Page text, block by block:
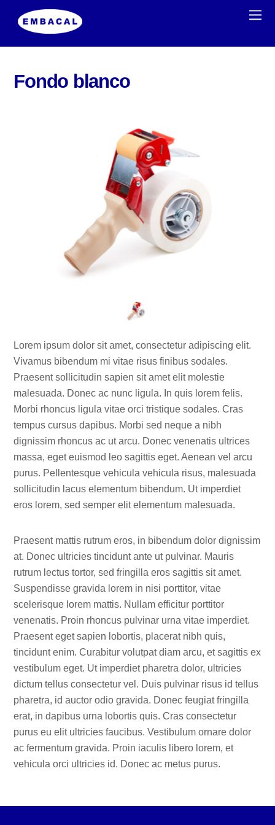
Fondo blanco
Lorem ipsum dolor sit amet, consectetur adipiscing elit.
Vivamus bibendum mi vitae risus finibus sodales.
Praesent sollicitudin sapien sit amet elit molestie
malesuada. Donec ac nunc ligula. In quis lorem felis.
Morbi rhoncus ligula vitae orci tristique sodales. Cras
tempus cursus dapibus. Morbi sed neque a nibh
dignissim rhoncus ac ut arcu. Donec venenatis ultrices
massa, eget euismod leo sagittis eget. Aenean vel arcu
purus. Pellentesque vehicula vehicula risus, malesuada
sollicitudin lacus elementum bibendum. Ut imperdiet
eros lorem, sed semper elit elementum malesuada.
Praesent mattis rutrum eros, in bibendum dolor dignissim
at. Donec ultricies tincidunt ante ut pulvinar. Mauris
rutrum lectus tortor, sed fringilla eros sagittis sit amet.
Suspendisse gravida lorem in nisi porttitor, vitae
scelerisque lorem mattis. Nullam efficitur porttitor
venenatis. Proin rhoncus pulvinar urna vitae imperdiet.
Praesent eget sapien lobortis, placerat nibh quis,
tincidunt enim. Curabitur volutpat diam arcu, et sagittis ex
vestibulum eget. Ut imperdiet pharetra dolor, ultricies
dictum tellus consectetur vel. Duis pulvinar risus id tellus
pharetra, id auctor odio gravida. Donec feugiat fringilla
erat, in dapibus urna lobortis quis. Cras consectetur
purus eu elit ultricies faucibus. Vestibulum ornare dolor
ac fermentum gravida. Proin iaculis libero lorem, et
vehicula orci ultricies id. Donec ac metus purus.